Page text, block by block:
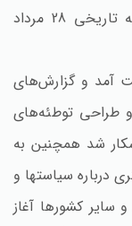
مبارزه خود را برای جلوگیری از تکرار تجربه تاریخی 28 مرداد
آمد و گزارش‌های
و طراحی توطئه‌های
شد همچنین به
درباره سیاستها و
سایر کشورها آغاز